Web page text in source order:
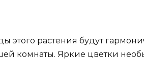
этого растения будут
комнаты. Яркие цветки